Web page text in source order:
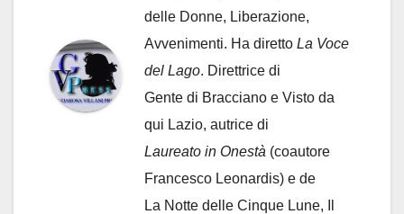
delle Donne, Liberazione,
Avvenimenti. Ha diretto La Voce
del Lago. Direttrice di
Gente di Bracciano e Visto da
qui Lazio, autrice di
Laureato in Onestà (coautore
Francesco Leonardis) e de
La Notte delle Cinque Lune, Il